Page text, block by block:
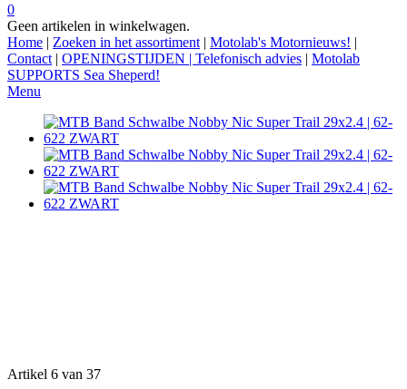
0
Geen artikelen in winkelwagen.
Home | Zoeken in het assortiment | Motolab's Motornieuws! |
Contact | OPENINGSTIJDEN | Telefonisch advies | Motolab
SUPPORTS Sea Sheperd!
Menu
Artikel 6 van 37